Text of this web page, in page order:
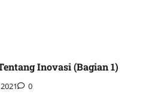
Inovasi (Bagian 1)
0